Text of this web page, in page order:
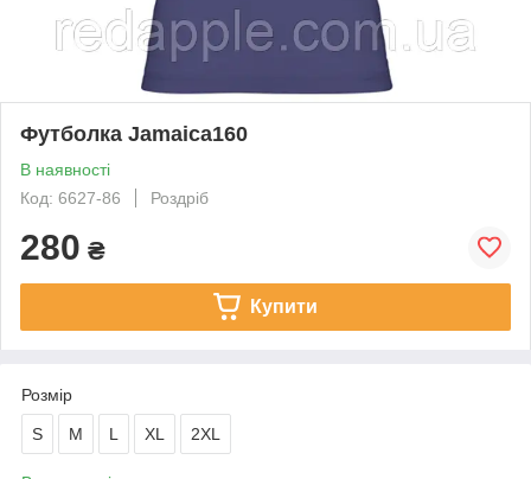
Футболка Jamaica160
В наявності
Код: 6627-86
Роздріб
280 ₴
Купити
Розмір
S M L XL 2XL